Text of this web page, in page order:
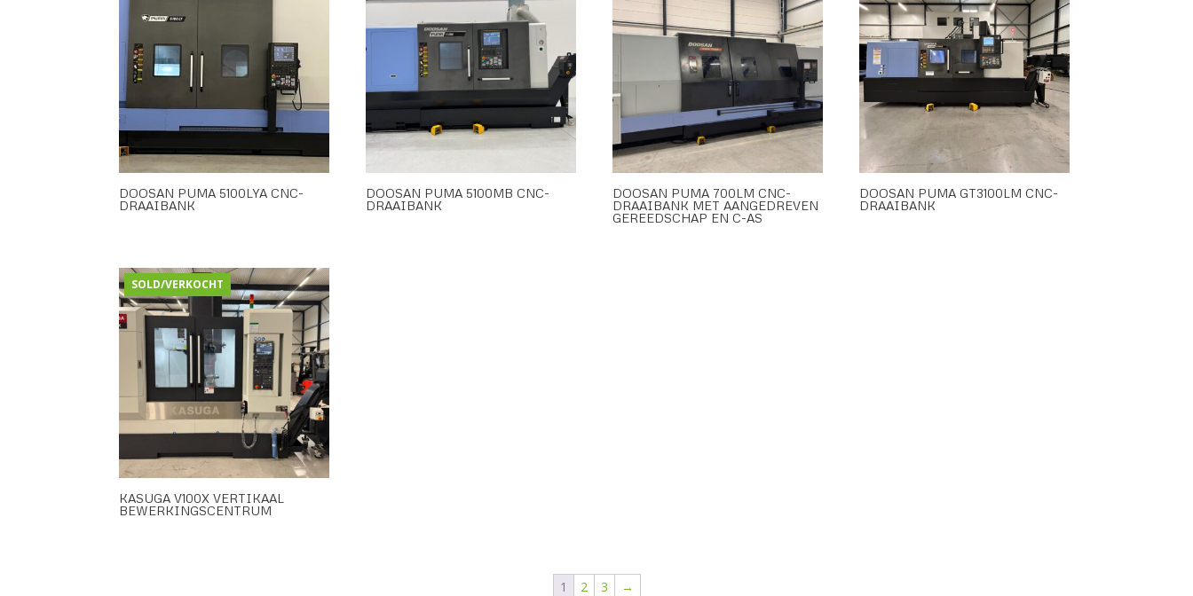
DOOSAN PUMA 5100LYA CNC-
DRAAIBANK
DOOSAN PUMA 5100MB CNC-
DRAAIBANK
DOOSAN PUMA 700LM CNC-
DRAAIBANK MET AANGEDREVEN
GEREEDSCHAP EN C-AS
DOOSAN PUMA GT3100LM CNC-
DRAAIBANK
SOLD/VERKOCHT
KASUGA V100X VERTIKAAL
BEWERKINGSCENTRUM
1 2 3 →